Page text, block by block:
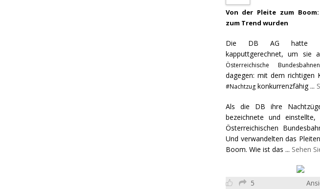
Von der Pleite zum
zum Trend wurden
Die DB AG hatte
kapputtgerechnet, um sie
Österreichische
dagegen: mit dem richtigen
#Nachtzugkonkurrenzfähig...
Als die DB ihre
bezeichnete und einstellte,
Österreichischen
Und verwandelten das
Boom. Wie ist das ... Sehen
5